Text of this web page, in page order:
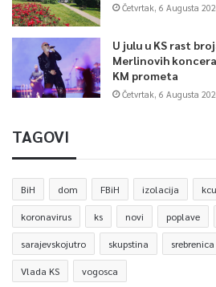
Četvrtak, 6 Augusta
U julu u KS rast
Merlinovih
KM prometa
Četvrtak, 6 Augusta
TAGOVI
BiH dom FBiH izolacija
koronavirus ks novi poplave
sarajevskojutro skupstina srebrenica
Vlada KS vogosca